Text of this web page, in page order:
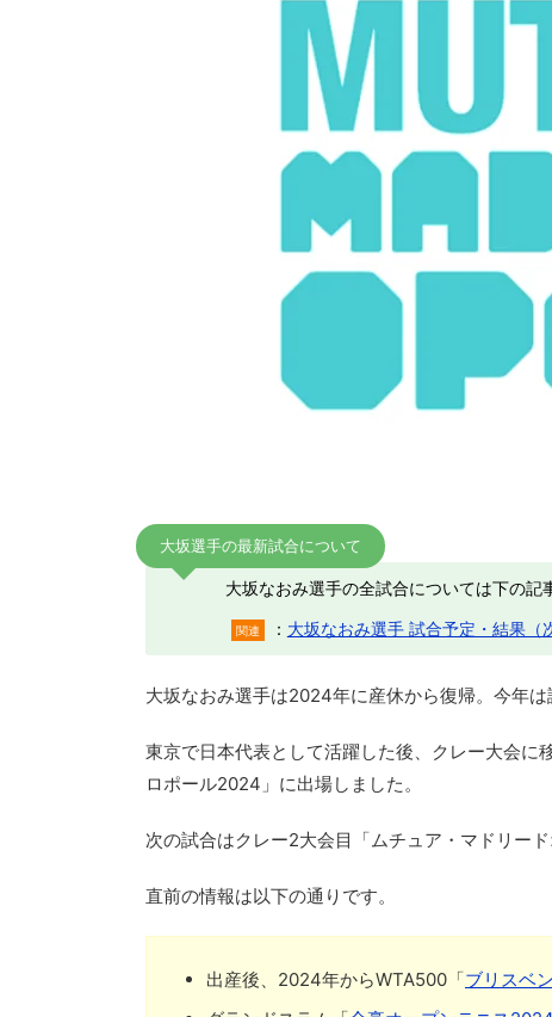
大坂選手の最新試合について
大坂なおみ選手の全試合については下の記
関連 ： 大坂なおみ選手 試合予定・結果（
大坂なおみ選手は2024年に産休から復帰。今年は
東京で日本代表として活躍した後、クレー大会に
ロポール2024」に出場しました。
次の試合はクレー2大会目「ムチュア・マドリー
直前の情報は以下の通りです。
出産後、2024年からWTA500「ブリスベ